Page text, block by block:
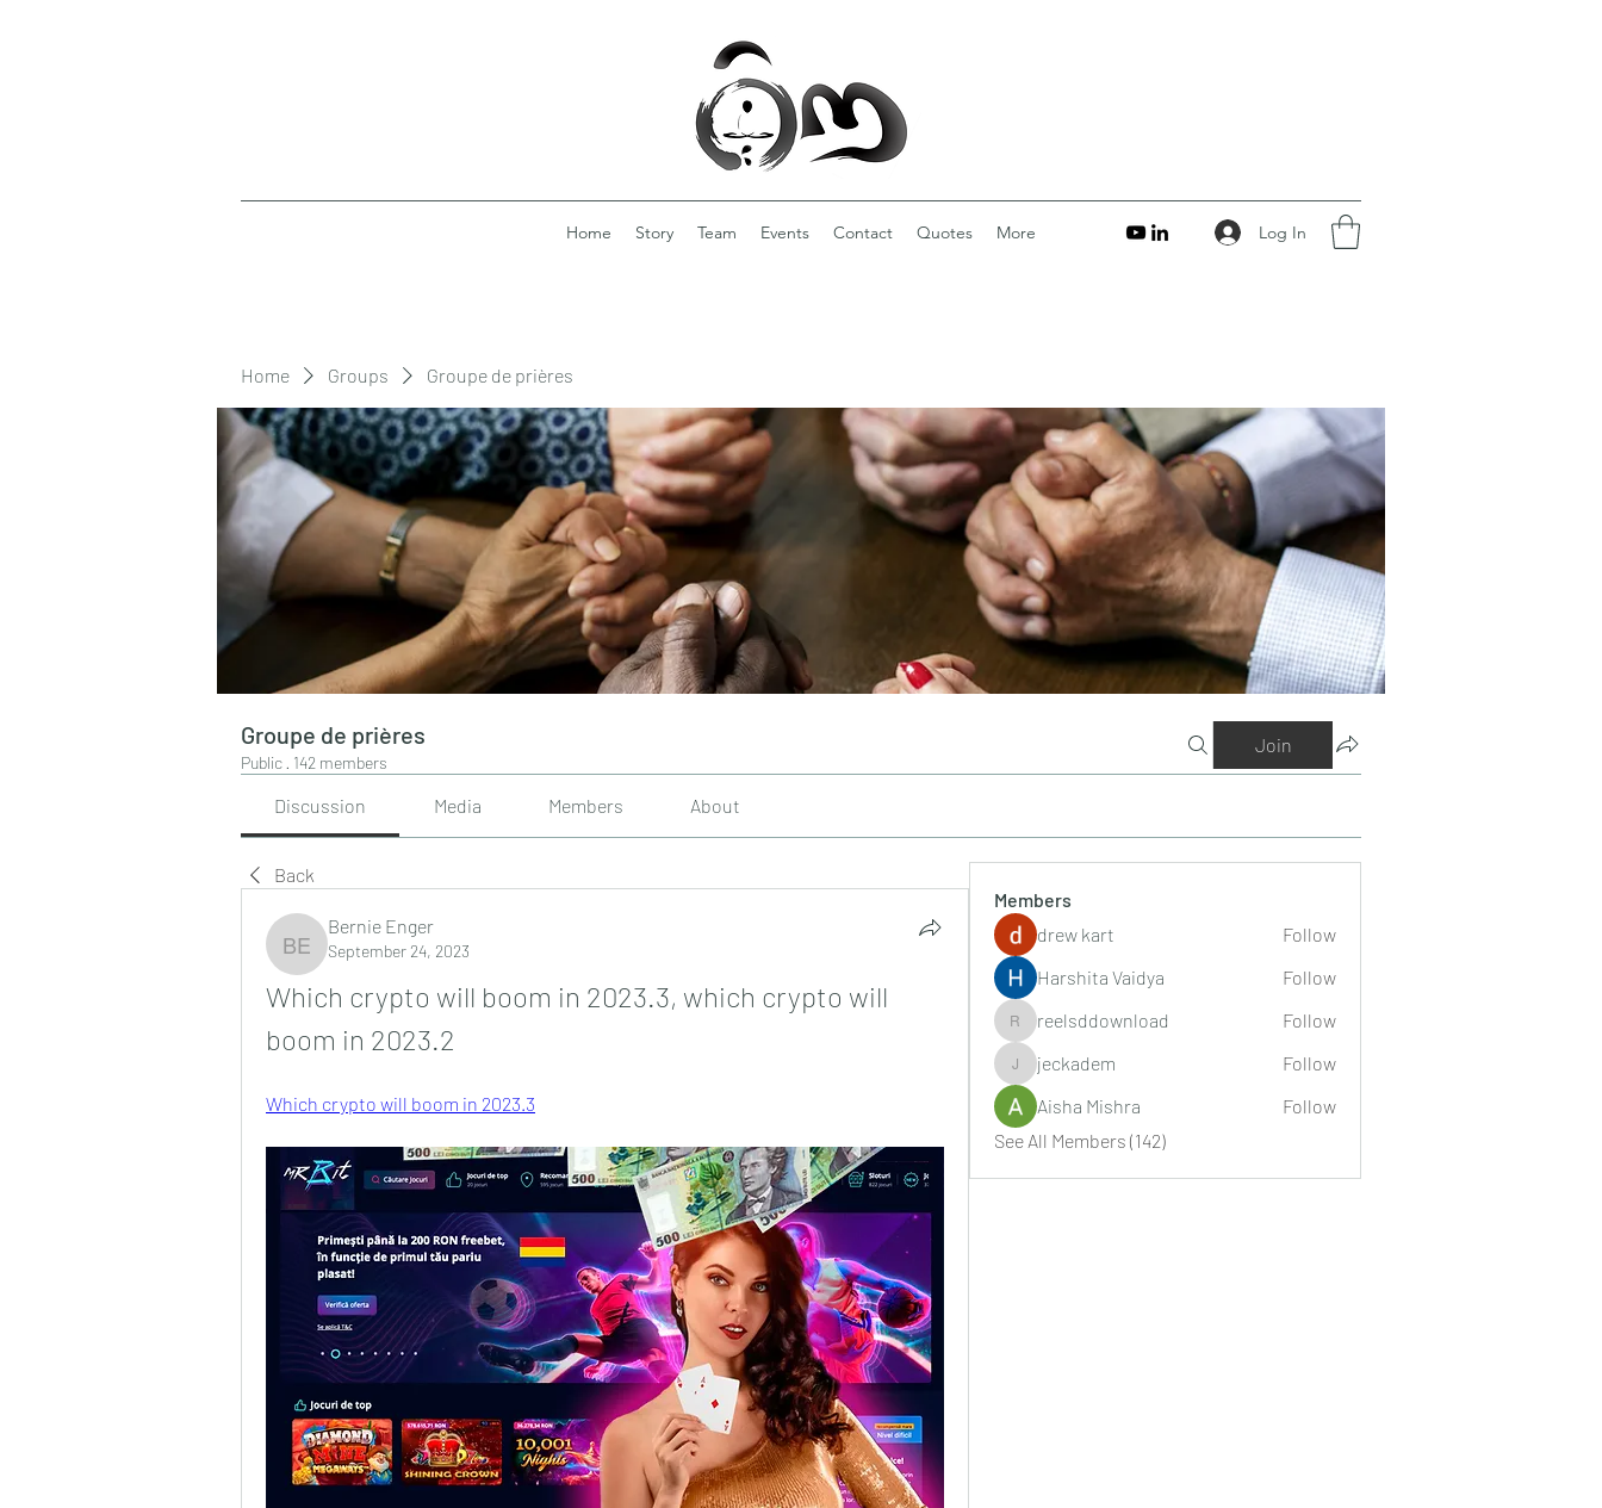
Home Story Team Events Contact Quotes More Log In
Home Groups Groupe de prières
Groupe de prières
Public · 142 members
Join
Discussion Media Members About
Back
Bernie Enger
Bernie Enger
September 24, 2023
Which crypto will boom in 2023.3, which crypto will
boom in 2023.2
Which crypto will boom in 2023.3
Members
drew kart
Follow
Harshita Vaidya
Follow
reelsddownload
reelsddownload Follow
jeckadem
jeckadem
Follow
Aisha Mishra
Follow
See All Members (142)